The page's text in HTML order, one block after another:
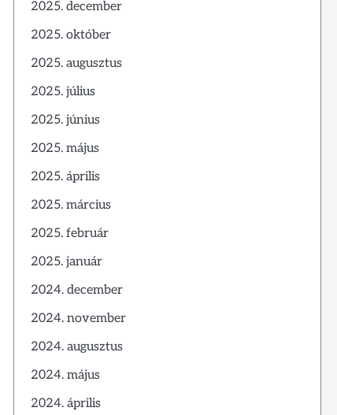
2025. december
2025. október
2025. augusztus
2025. július
2025. június
2025. május
2025. április
2025. március
2025. február
2025. január
2024. december
2024. november
2024. augusztus
2024. május
2024. április